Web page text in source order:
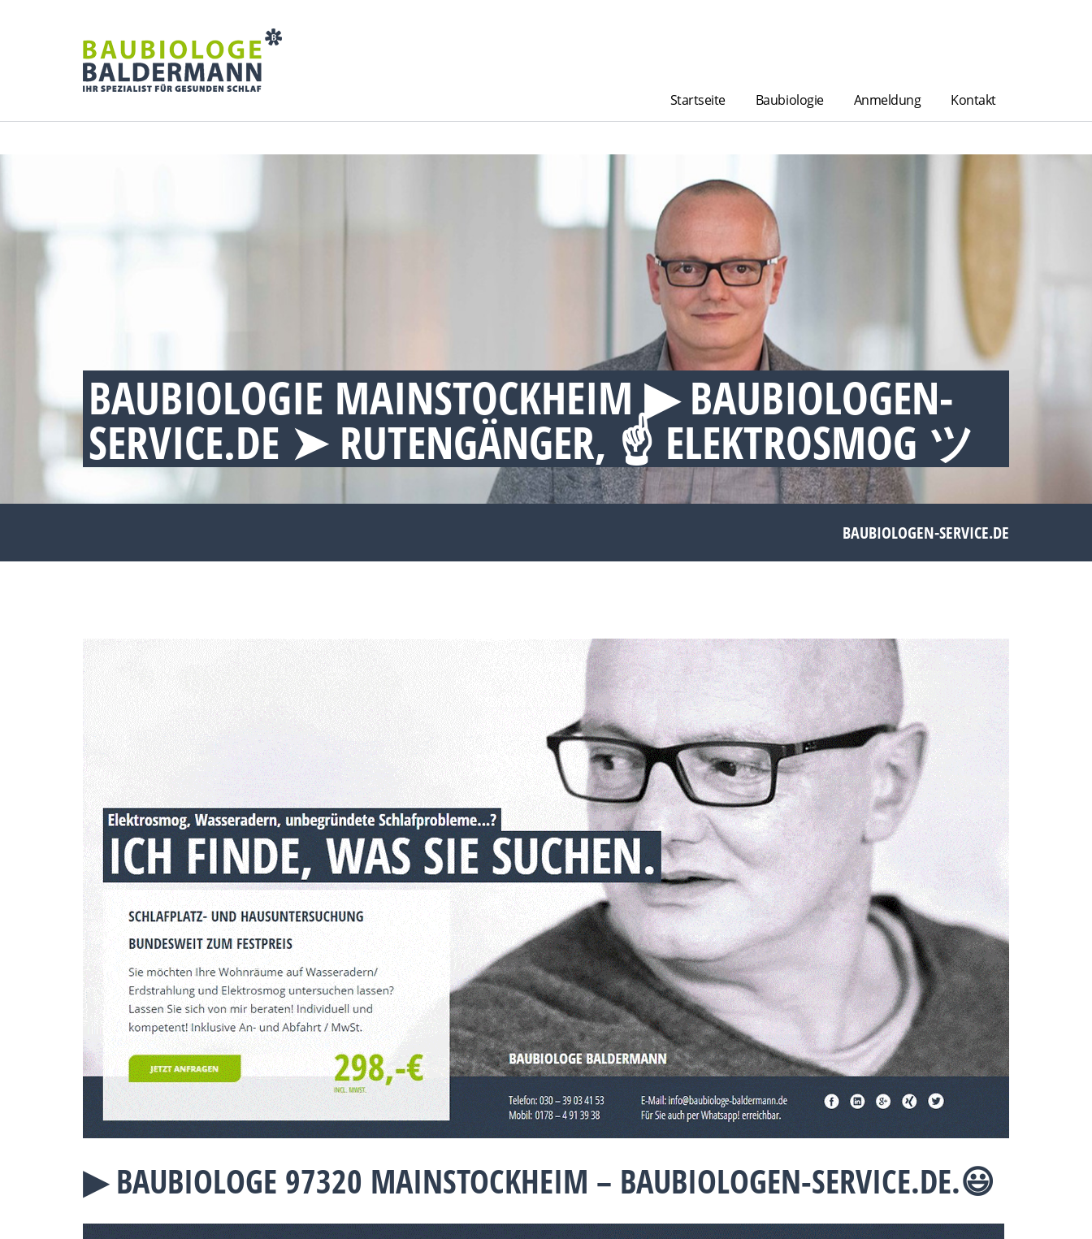
Startseite Baubiologie Anmeldung Kontakt
BAUBIOLOGIE MAINSTOCKHEIM ▶︎ BAUBIOLOGEN-
SERVICE.DE ➤ RUTENGÄNGER, ☝ ELEKTROSMOG ツ
BAUBIOLOGEN-SERVICE.DE
▶︎ BAUBIOLOGE 97320 MAINSTOCKHEIM – BAUBIOLOGEN-SERVICE.DE.😃